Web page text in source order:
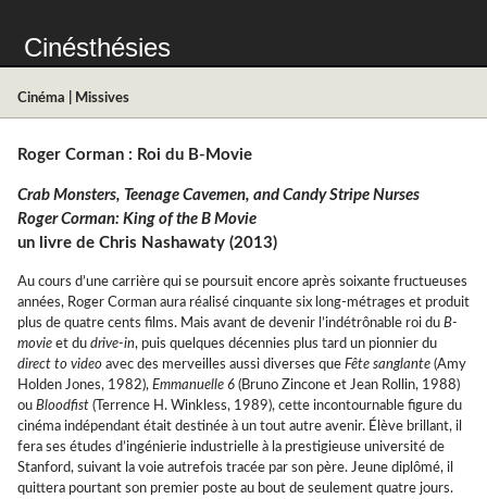
Cinésthésies
Cinéma Missives
Roger Corman : Roi du B-Movie
Crab Monsters, Teenage Cavemen, and Candy Stripe Nurses
Roger Corman: King of the B Movie
un livre de Chris Nashawaty (2013)
Au cours d’une carrière qui se poursuit encore après soixante fructueuses
années, Roger Corman aura réalisé cinquante six long-métrages et produit
plus de quatre cents films. Mais avant de devenir l’indétrônable roi du B-
movie et du drive-in, puis quelques décennies plus tard un pionnier du
direct to video avec des merveilles aussi diverses que Fête sanglante (Amy
Holden Jones, 1982), Emmanuelle 6 (Bruno Zincone et Jean Rollin, 1988)
ou Bloodfist (Terrence H. Winkless, 1989), cette incontournable figure du
cinéma indépendant était destinée à un tout autre avenir. Élève brillant, il
fera ses études d’ingénierie industrielle à la prestigieuse université de
Stanford, suivant la voie autrefois tracée par son père. Jeune diplômé, il
quittera pourtant son premier poste au bout de seulement quatre jours.